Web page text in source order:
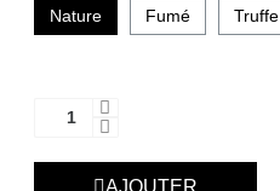
Nature Fumé Truffe
AJOUTER